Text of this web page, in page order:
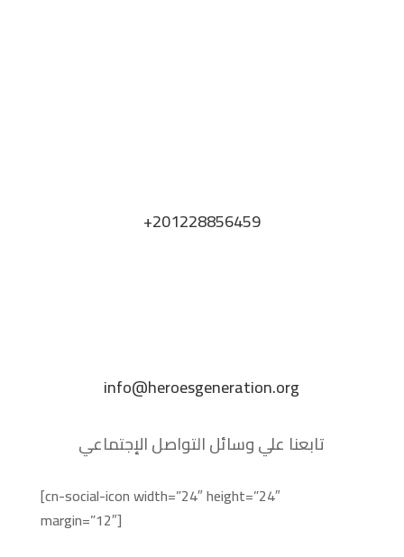
+201228856459
info@heroesgeneration.org
تابعنا علي وسائل التواصل الإجتماعي
[cn-social-icon width=”24″ height=”24″
margin=”12″]